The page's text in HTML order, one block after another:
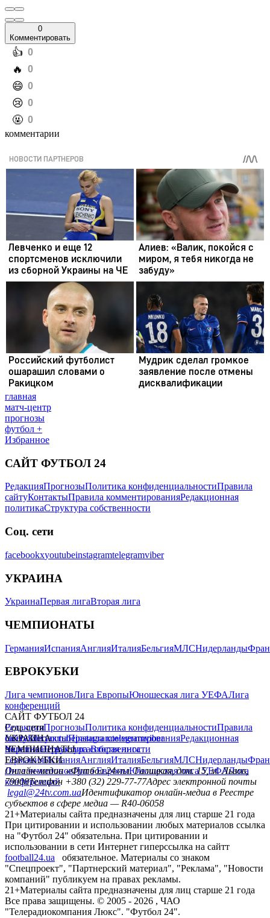
0
Комментировать
️👍 0
️🔥 0
️😄 0
️😢 0
️🤬 0
комментарии
главная
матч-центр
прогнозы
футбол +
Избранное
САЙТ ФУТБОЛ 24
РедакцияПрогнозыПолитика конфиденциальностиПравила
сайтуКонтактыПравила комментированияРедакционная
политикаСтруктура собственности
Соц. сети
facebookxyoutubeinstagramtelegramviber
УКРАИНА
УкраинаПервая лигаВторая лига
ЧЕМПИОНАТЫ
ГерманияИспанияАнглияИталияБельгияМЛСНидерланды
ЕВРОКУБКИ
Лига чемпионовЛига ЕвропыЮношеская лига УЕФАЛига
конференций
САЙТ ФУТБОЛ 24
РедакцияПрогнозыПолитика конфиденциальностиПравила
сайтуКонтактыПравила комментированияРедакционная
политикаСтруктура собственности
Соц. сети
facebookxyoutubeinstagramtelegramviber
УКРАИНА
УкраинаПервая лигаВторая лига
ЧЕМПИОНАТЫ
ГерманияИспанияАнглияИталияБельгияМЛСНидерланды
ЕВРОКУБКИ
Лига чемпионовЛига ЕвропыЮношеская лига УЕФАЛига
конференций
Онлайн-медиа «Футбол 24»пл. Галицкая, дом. 15, м. Львов,
79008Телефон +380 (32) 229-77-77Адрес электронной почты
legal@24tv.com.uaИдентификатор онлайн-медиа в Реестре
субъектов в сфере медиа — R40-06058
21+Материалы сайта предназначены для лиц старше 21 года
При цитировании и использовании любых материалов ссылка
на "Футбол 24" обязательна. При цитировании и
использовании в сети Интернет гиперссылка на сайтт
football24.ua
обязательное. Материалы со знаком
"Спецпроект", "Партнерский материал", "Реклама", "Новости
компаний" публикуем на правах рекламы.
21+Материалы сайта предназначены для лиц старше 21 года
Все права защищены. © 2005 - 2026 , ЧАО
"Телерадиокомпания Люкс". "Футбол 24".